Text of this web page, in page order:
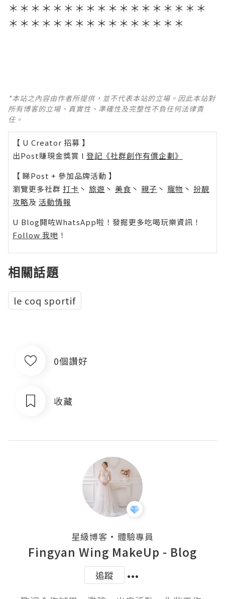
＊＊＊＊＊＊＊＊＊＊＊＊＊＊＊＊＊＊
＊＊＊＊＊＊＊＊＊＊＊＊＊＊＊＊
*本站之內容由作者所提供，並不代表本站的立場。因此本站對
所有博客的立場、真實性、準確性及完整性不負任何法律責
任。
【 U Creator 招募 】
出Post賺現金獎賞 l 登記《社群創作有價企劃》
【 睇Post + 參加品牌活動 】
瀏覽更多社群 打卡 丶 旅遊 丶 美食 丶 親子 丶 寵物 丶 扮靚
攻略及 活動情報
U Blog開咗WhatsApp啦！發掘更多吃喝玩樂資訊！
Follow 我哋 ！
相關話題
le coq sportif
0個讚好
收藏
星級博客 ・ 體驗專員
Fingyan Wing MakeUp - Blog
追蹤